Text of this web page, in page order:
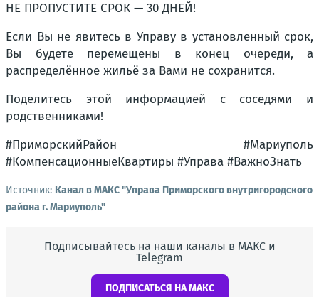
НЕ ПРОПУСТИТЕ СРОК — 30 ДНЕЙ!
Если Вы не явитесь в Управу в установленный срок,
Вы будете перемещены в конец очереди, а
распределённое жильё за Вами не сохранится.
Поделитесь этой информацией с соседями и
родственниками!
#ПриморскийРайон #Мариуполь
#КомпенсационныеКвартиры #Управа #ВажноЗнать
Источник: Канал в МАКС "Управа Приморского внутригородского
района г. Мариуполь"
Подписывайтесь на наши каналы в МАКС и
Telegram
ПОДПИСАТЬСЯ НА МАКС